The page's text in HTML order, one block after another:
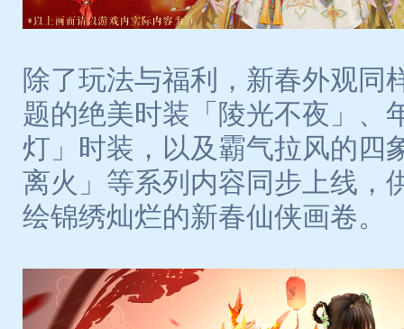
除了玩法与福利，新春外观同
题的绝美时装「陵光不夜」、
灯」时装，以及霸气拉风的四
离火」等系列内容同步上线，
绘锦绣灿烂的新春仙侠画卷。